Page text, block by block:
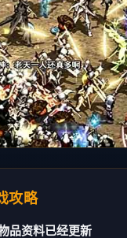
攻略
品资料已经更新